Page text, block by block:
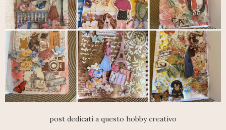
post dedicati a questo hobby creativo